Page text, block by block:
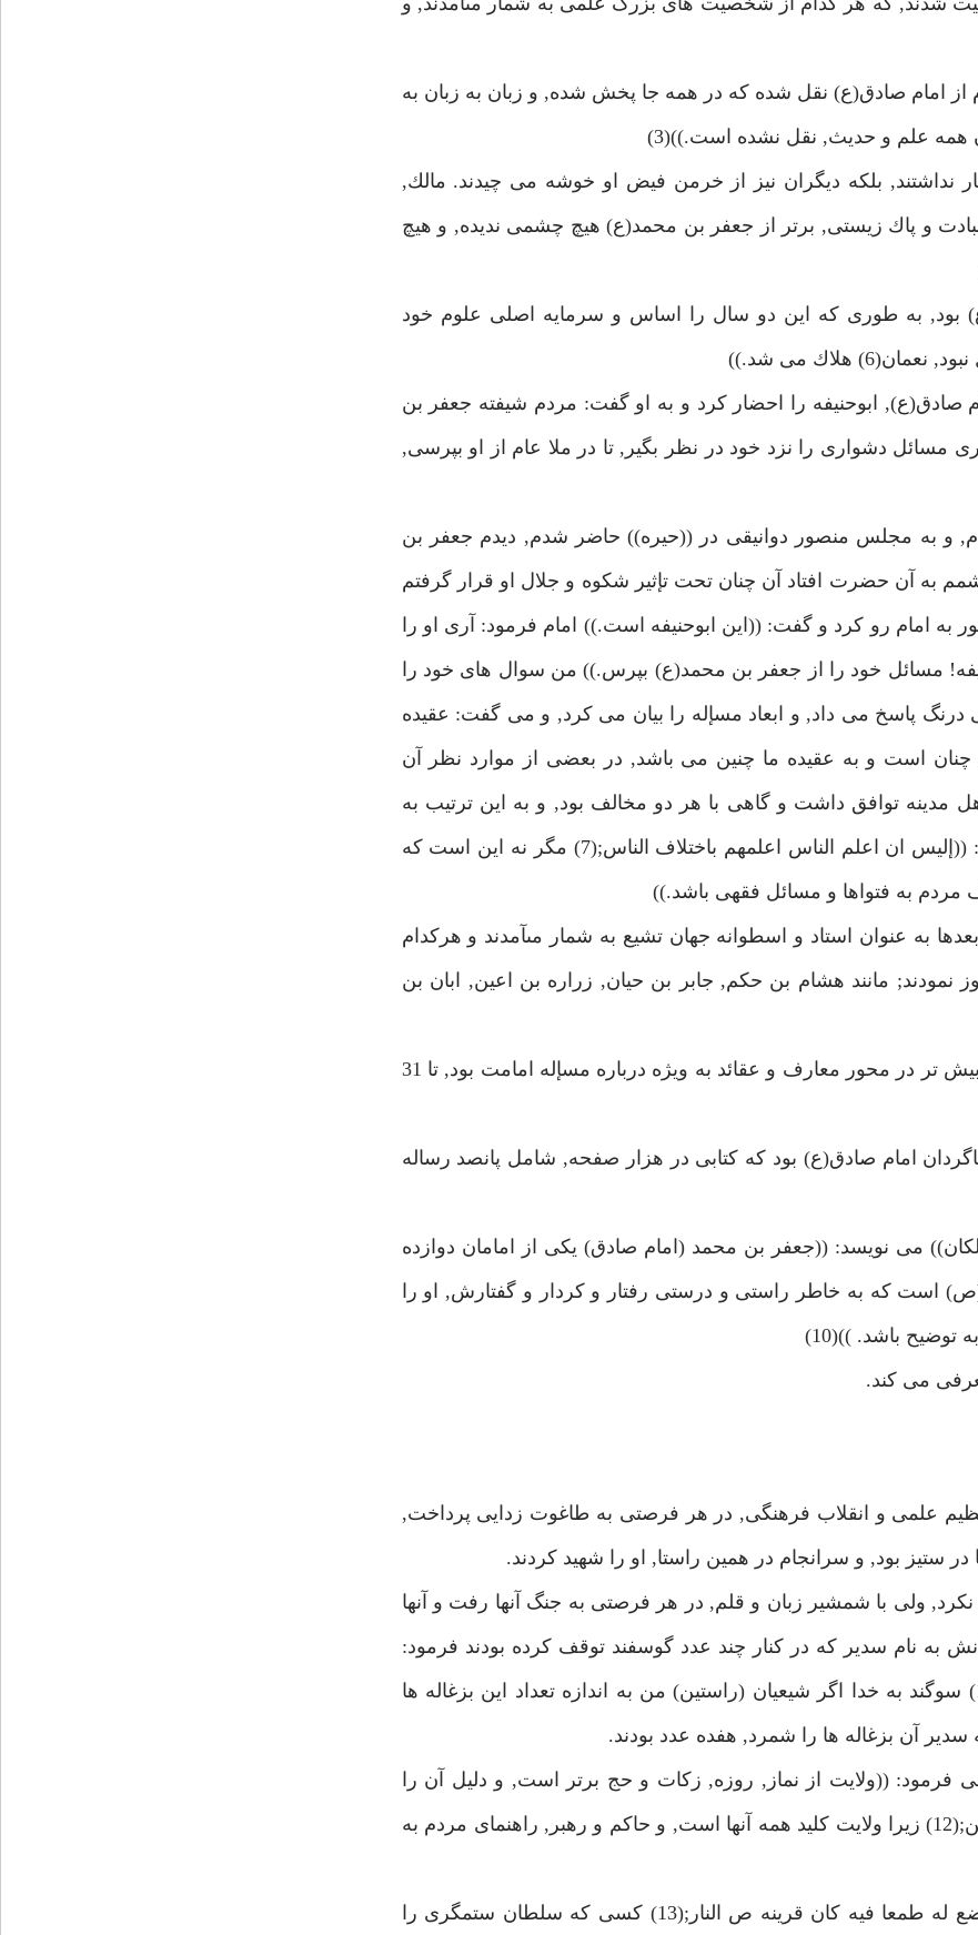
((به قدرى علوم از امام صادق(ع) نقل شده كه در همه جا پخش شده, و زبان به زبان به
همه علم و حديث, نقل نشده است.))(3)
نداشتند, بلكه ديگران نيز از خرمن فيض او خوشه مى چيدند. مالك,
و پاك زيستى, برتر از جعفر بن محمد(ع) هيچ چشمى نديده, و هيچ
بود, به طورى كه اين دو سال را اساس و سرمايه اصلى علوم خود
صادق(ع), ابوحنيفه را احضار كرد و به او گفت: مردم شيفته جعفر بن
دشوارى را نزد خود در نظر بگير, تا در ملا عام از او بپرسى,
و به مجلس منصور دوانيقى در ((حيره)) حاضر شدم, ديدم جعفر بن
آن حضرت افتاد آن چنان تحت تإثير شكوه و جلال او قرار گرفتم
امام رو كرد و گفت: ((اين ابوحنيفه است.)) امام فرمود: آرى او را
مسائل خود را از جعفر بن محمد(ع) بپرس.)) من سوال هاى خود را
پاسخ مى داد, و ابعاد مسإله را بيان مى كرد, و مى گفت: عقيده
چنان است و به عقيده ما چنين مى باشد, در بعضى از موارد نظر آن
توافق داشت و گاهى با هر دو مخالف بود, و به اين ترتيب به
چهل سوال مطرح شده من پاسخ داد, آن گاه ابوحنيفه گفت: ((إليس ان اعلم الناس اعلمهم باختلاف الناس;(7) مگر نه اين است كه
مردم به فتواها و مسائل فقهى باشد.))
به عنوان استاد و اسطوانه جهان تشيع به شمار مىآمدند و هركدام
مانند هشام بن حكم, جابر بن حيان, زراره بن اعين, ابان بن
هشام بن حكم علامه عصر خود بود و تعداد تإليفات او را كه بيش تر در محور معارف و عقائد به ويژه درباره مسإله امامت بود, تا 31
امام صادق(ع) بود كه كتابى در هزار صفحه, شامل پانصد رساله
مى نويسد: ((جعفر بن محمد (امام صادق) يكى از امامان دوازده
است كه به خاطر راستى و درستى رفتار و كردار و گفتارش, او را
باشد. ))(10)
مى كند.
علمى و انقلاب فرهنگى, در هر فرصتى به طاغوت زدايى پرداخت,
ستيز بود, و سرانجام در همين راستا, او را شهيد كردند.
ولى با شمشير زبان و قلم, در هر فرصتى به جنگ آنها رفت و آنها
به نام سدير كه در كنار چند عدد گوسفند توقف كرده بودند فرمود:
((والله لو كان ض شيعه بعدد هذه اكدإ ما وسعظ القعود;(11) سوگند به خدا اگر شيعيان (راستين) من به اندازه تعداد اين بزغاله ها
سدير آن بزغاله ها را شمرد, هفده عدد بودند.
((ولايت از نماز, روزه, زكات و حج برتر است, و دليل آن را
چنين ذكر مى كرد: ((لاس ا مفتاحهن والواض هو الدليل علشن;(12) زيرا ولايت كليد همه آنها است, و حاكم و رهبر, راهنماى مردم به
و گاهى مى فرمود: ((من مدح سلطانا جائرا و افف و تضعضع له طمعا فيه كان قرينه ص النار;(13) كسى كه سلطان ستمگرى را